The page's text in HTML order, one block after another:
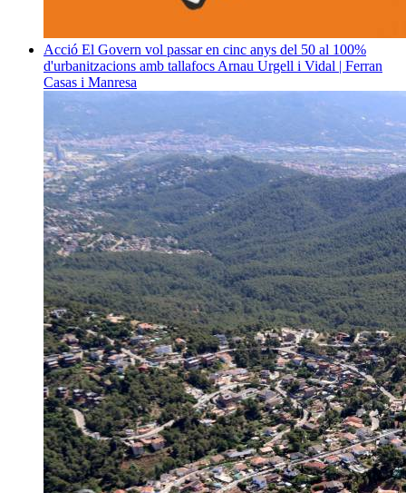
Acció El Govern vol passar en cinc anys del 50 al 100%
d'urbanitzacions amb tallafocs Arnau Urgell i Vidal | Ferran
Casas i Manresa